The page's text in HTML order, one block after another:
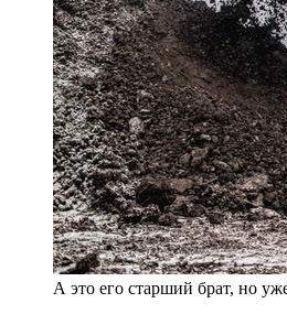
А это его старший брат, но